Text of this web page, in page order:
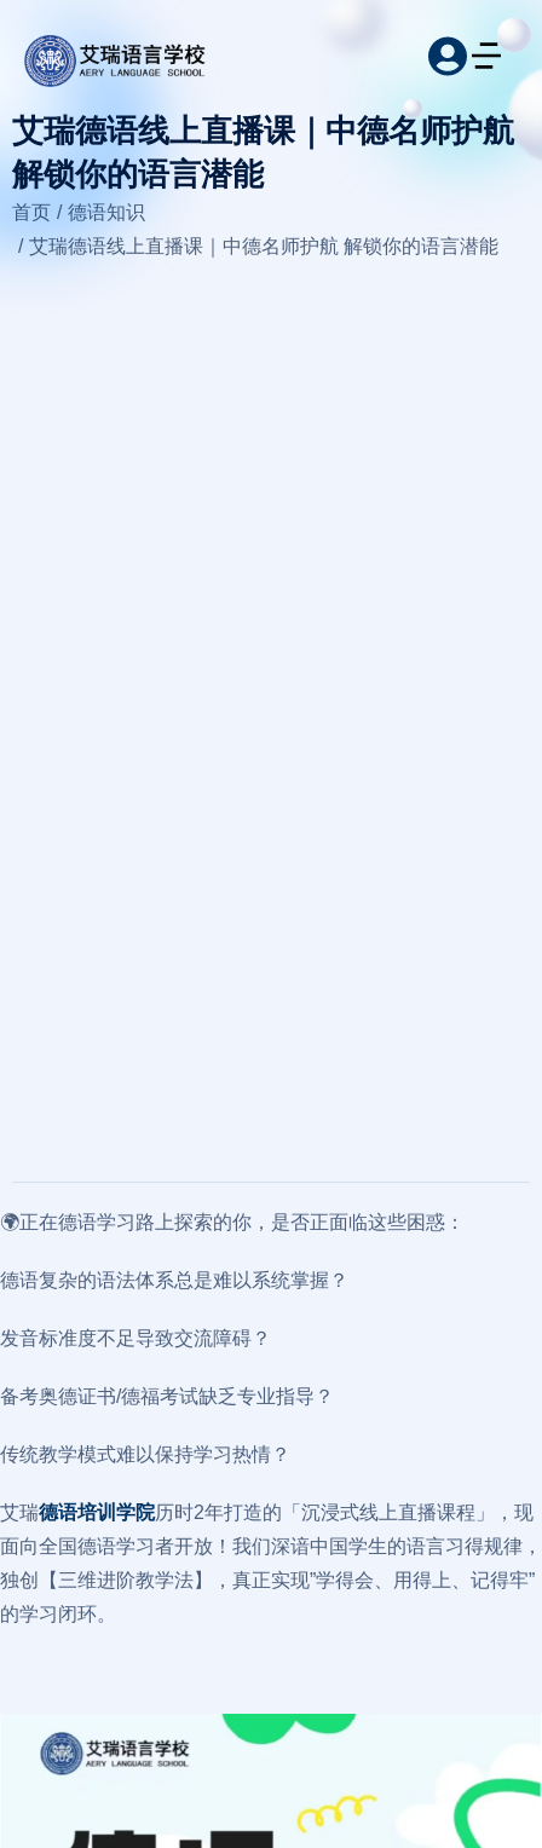
艾瑞德语线上直播课｜中德名师护航
解锁你的语言潜能
您在这里：
首页
德语知识
艾瑞德语线上直播课｜中德名师护航 解锁你的语言潜能
🌍正在德语学习路上探索的你，是否正面临这些困惑：
德语复杂的语法体系总是难以系统掌握？
发音标准度不足导致交流障碍？
备考奥德证书/德福考试缺乏专业指导？
传统教学模式难以保持学习热情？
艾瑞德语培训学院历时2年打造的「沉浸式线上直播课程」，现
面向全国德语学习者开放！我们深谙中国学生的语言习得规律，
独创【三维进阶教学法】，真正实现”学得会、用得上、记得牢”
的学习闭环。